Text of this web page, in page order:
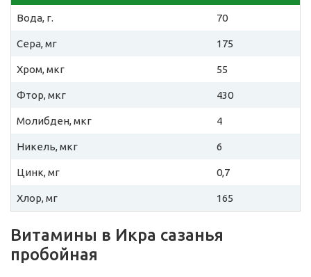
Вода, г. 70
Сера, мг 175
Хром, мкг 55
Фтор, мкг 430
Молибден, мкг 4
Никель, мкг 6
Цинк, мг 0,7
Хлор, мг 165
Витамины в Икра сазанья
пробойная